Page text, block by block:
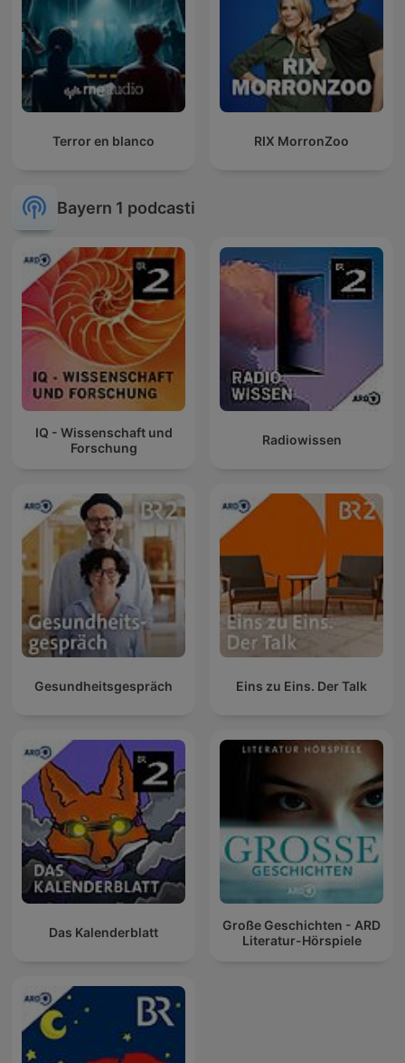
Terror en blanco RIX MorronZoo
Bayern 1 podcasti
IQ - Wissenschaft und
Forschung
Radiowissen
Gesundheitsgespräch Eins zu Eins. Der Talk
Das Kalenderblatt
Große Geschichten - ARD
Literatur-Hörspiele